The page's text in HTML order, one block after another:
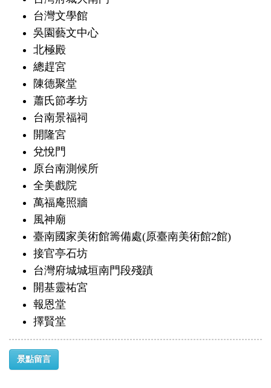
台灣文學館
吳園藝文中心
北極殿
總趕宮
陳德聚堂
蕭氏節孝坊
台南景福祠
開隆宮
兌悅門
原台南測候所
全美戲院
萬福庵照牆
風神廟
臺南國家美術館籌備處(原臺南美術館2館)
接官亭石坊
台灣府城城垣南門段殘蹟
開基靈祐宮
報恩堂
擇賢堂
景點留言